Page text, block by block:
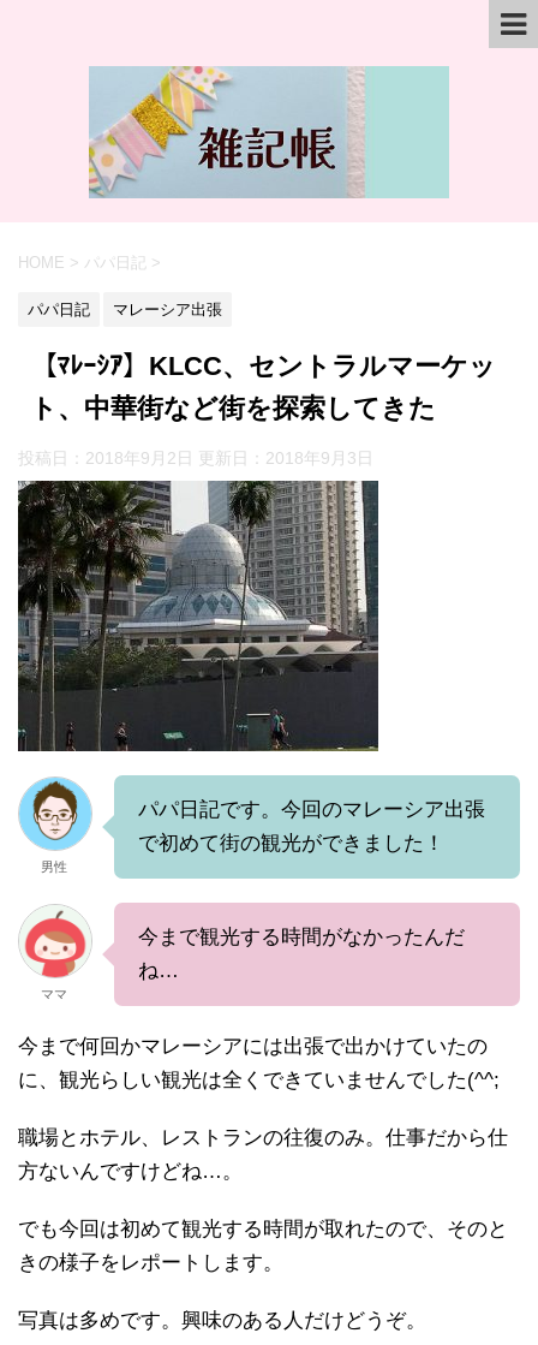
HOME > パパ日記 >
パパ日記 マレーシア出張
【ﾏﾚｰｼｱ】KLCC、セントラルマーケッ
ト、中華街など街を探索してきた
投稿日：2018年9月2日 更新日： 2018年9月3日
男性
パパ日記です。今回のマレーシア出張
で初めて街の観光ができました！
ママ
今まで観光する時間がなかったんだ
ね…
今まで何回かマレーシアには出張で出かけていたの
に、観光らしい観光は全くできていませんでした(^^;
職場とホテル、レストランの往復のみ。仕事だから仕
方ないんですけどね…。
でも今回は初めて観光する時間が取れたので、そのと
きの様子をレポートします。
写真は多めです。興味のある人だけどうぞ。